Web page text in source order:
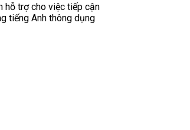
hỗ trợ cho việc tiếp cận
tiếng Anh thông dụng